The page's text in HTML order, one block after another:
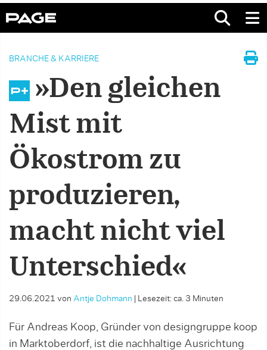
BRANCHE & KARRIERE
»Den gleichen
Mist mit
Ökostrom zu
produzieren,
macht nicht viel
Unterschied«
29.06.2021 von Antje Dohmann Lesezeit: ca. 3 Minuten
Für Andreas Koop, Gründer von designgruppe koop
in Marktoberdorf, ist die nachhaltige Ausrichtung